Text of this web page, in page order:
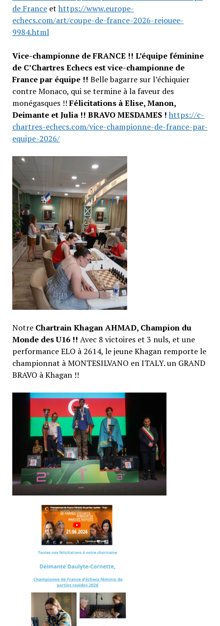
de Franceet https://www.europe-
echecs.com/art/coupe-de-france-2026-rejouee-
9984.html
Vice-championne de FRANCE !! L’équipe féminine
de C’Chartres Echecs est vice-championne de
France par équipe !! Belle bagarre sur l’échiquier
contre Monaco, qui se termine à la faveur des
monégasques !!Félicitations à Elise, Manon,
Deimante et Julia !! BRAVO MESDAMES ! https://c-
chartres-echecs.com/vice-championne-de-france-par-
equipe-2026/
Notre Chartrain Khagan AHMAD, Champion du
Monde des U16 !! Avec 8 victoires et 3 nuls, et une
performance ELO à 2614, le jeune Khagan remporte le
championnat à MONTESILVANO en ITALY. un GRAND
BRAVO à Khagan !!